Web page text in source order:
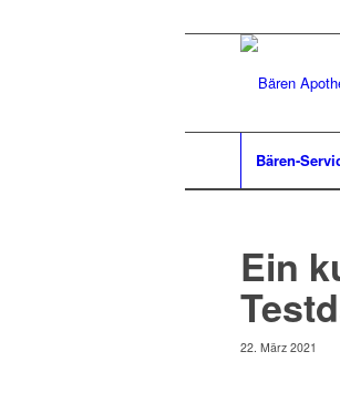
Bären-
Ein
22. März 2021